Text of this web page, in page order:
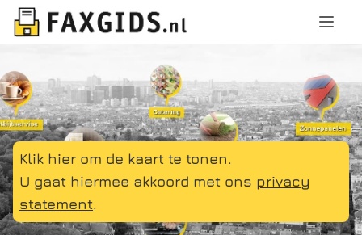
Klik hier om de kaart te tonen.
U gaat hiermee akkoord met ons privacy
statement.